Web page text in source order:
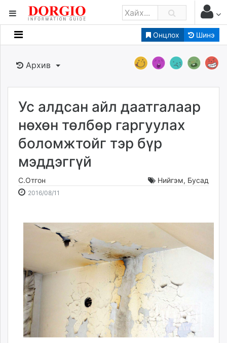
Онцлох Шинэ
Мэдээллийн
Банк санхүү
Бизнес ААН
Төрийн
Нийслэлийн
dorgio.mn
Gogo.mn
caak.mn
news.mn
zindaa.mn
tovch.mn
Eguur.mn
24tsag.mn
shuud.mn
eagle.mn
ergelt.mn
zarig.mn
Архив
Ус алдсан айл даатгалаар
нөхөн төлбөр гаргуулах
боломжтойг тэр бүр
мэддэггүй
С.Отгон Нийгэм, Бусад
2016/08/11
10:45:39
11:22:40